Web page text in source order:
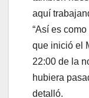
aquí
“Así es
que inició el
22:00 de la
hubiera
detalló.